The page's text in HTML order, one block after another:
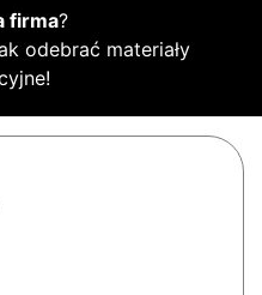
firma?
odebrać materiały